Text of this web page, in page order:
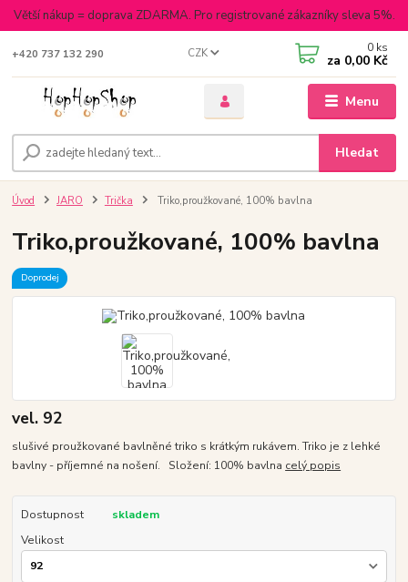
Větší nákup = doprava ZDARMA. Pro registrované zákazníky sleva 5%.
Menu
CZK
Hledat
+420 737 132 290 0 ks
za 0,00 Kč
Úvod JARO Trička Triko,proužkované, 100% bavlna
Triko,proužkované, 100% bavlna
Doprodej
vel. 92
slušivé proužkované bavlněné triko s krátkým rukávem. Triko je z lehké
bavlny - příjemné na nošení. Složení: 100% bavlna celý popis
Dostupnost
skladem
Velikost